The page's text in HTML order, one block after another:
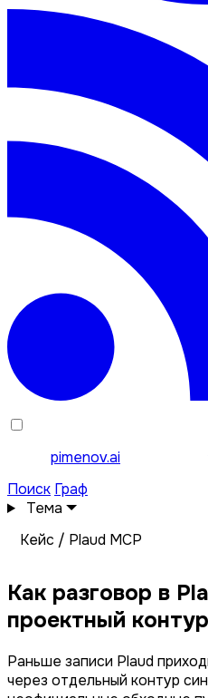
pimenov.ai
Поиск Граф
Тема
Кейс / Plaud MCP
Как разговор в
проектный контур
Раньше записи Plaud
через отдельный контур